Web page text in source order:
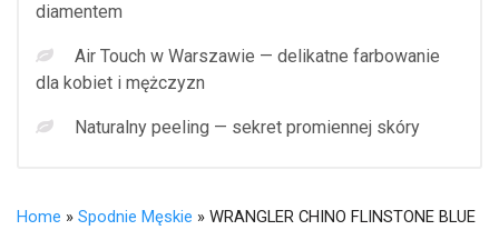
diamentem
Air Touch w Warszawie — delikatne farbowanie
dla kobiet i mężczyzn
Naturalny peeling — sekret promiennej skóry
Home » Spodnie Męskie » WRANGLER CHINO FLINSTONE BLUE